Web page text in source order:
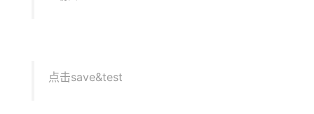
点击save&test